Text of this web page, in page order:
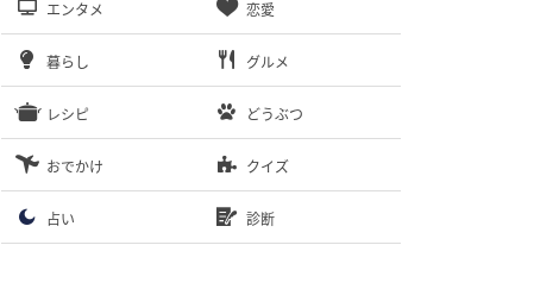
エンタメ 恋愛
暮らし グルメ
レシピ どうぶつ
おでかけ クイズ
占い 診断